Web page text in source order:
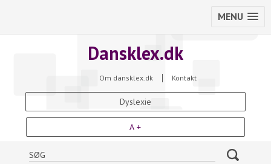
MENU
Dansklex.dk
Om dansklex.dk Kontakt
Dyslexie
A +